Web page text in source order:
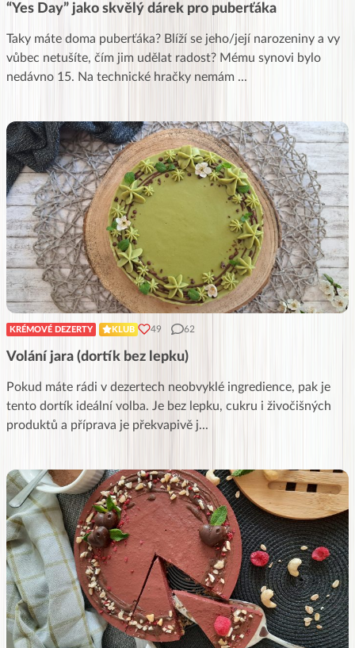
“Yes Day” jako skvělý dárek pro puberťáka
Taky máte doma puberťáka? Blíží se jeho/její narozeniny a vy
vůbec netušíte, čím jim udělat radost? Mému synovi bylo
nedávno 15. Na technické hračky nemám ...
KRÉMOVÉ DEZERTY KLUB 49 62
Volání jara (dortík bez lepku)
Pokud máte rádi v dezertech neobvyklé ingredience, pak je
tento dortík ideální volba. Je bez lepku, cukru i živočišných
produktů a příprava je překvapivě j...